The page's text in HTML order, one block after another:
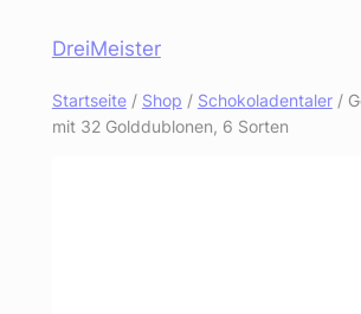
InhaltDreiMeister
Startseite/ Shop / Schokoladentaler/
mit 32 Golddublonen, 6 Sorten